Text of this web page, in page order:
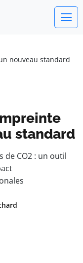
nouveau standard
standard
de CO2 : un outil